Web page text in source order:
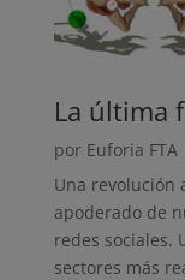
La última
por Euforia FTA
Una revolución
apoderado de
redes sociales.
sectores más